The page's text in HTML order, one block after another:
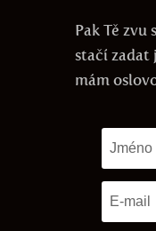
Pak Tě
stačí zadat
mám